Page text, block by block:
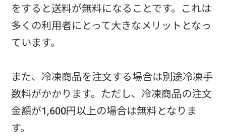
をすると送料が無料になることです。これは
多くの利用者にとって大きなメリットとなっ
ています。
また、冷凍商品を注文する場合は別途冷凍手
数料がかかります。ただし、冷凍商品の注文
金額が1,600円以上の場合は無料となりま
す。